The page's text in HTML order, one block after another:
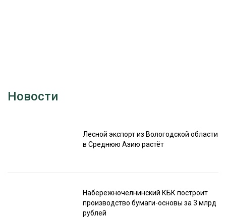
Новости
Лесной экспорт из Вологодской области
в Среднюю Азию растёт
Набережночелнинский КБК построит
производство бумаги-основы за 3 млрд
рублей